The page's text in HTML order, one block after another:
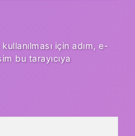
için adım, e-
bu tarayıcıya